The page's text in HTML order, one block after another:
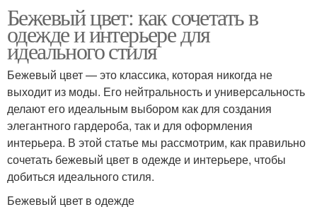
Гармоничный интерьер Сиреневый интерьер
Введение в сиреневый
интерьер
Интерьер в разных
комнатах
Тенденции в интерьере
Бежевый цвет: как сочетать в
одежде и интерьере для
идеального стиля
Бежевый цвет — это классика, которая никогда не
выходит из моды. Его нейтральность и универсальность
делают его идеальным выбором как для создания
элегантного гардероба, так и для оформления
интерьера. В этой статье мы рассмотрим, как правильно
сочетать бежевый цвет в одежде и интерьере, чтобы
добиться идеального стиля.
Бежевый цвет в одежде